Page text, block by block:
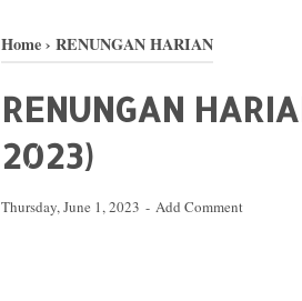
Home› RENUNGAN HARIAN
RENUNGAN
2023)
Thursday, June 1, 2023 Add Comment